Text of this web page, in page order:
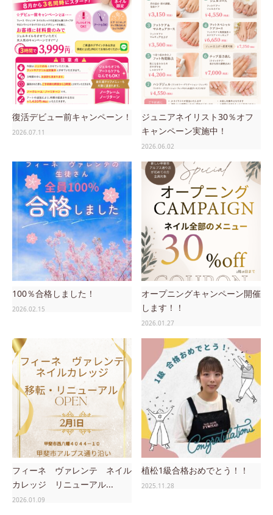
復活デビュー前キャンペーン！
2026.07.11
ジュニアネイリスト30％オフ
キャンペーン実施中！
2026.06.02
100％合格しました！
2026.02.15
オープニングキャンペーン開催
します！！
2026.01.27
フィーネ ヴァレンテ ネイル
カレッジ リニューアル...
2026.01.09
植松1級合格おめでとう！！
2025.11.28